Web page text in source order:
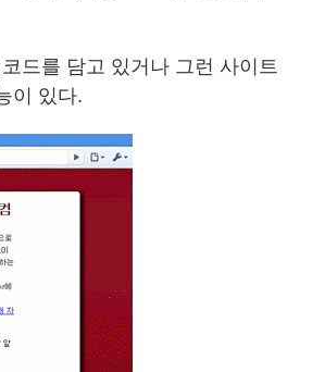
드를 담고 있거나 그런 사이트
이 있다.